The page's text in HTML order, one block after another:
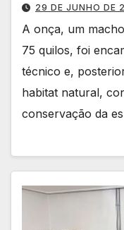
29 DE JUNHO DE
A onça, um
75 quilos, foi
técnico e,
habitat natural,
conservação da